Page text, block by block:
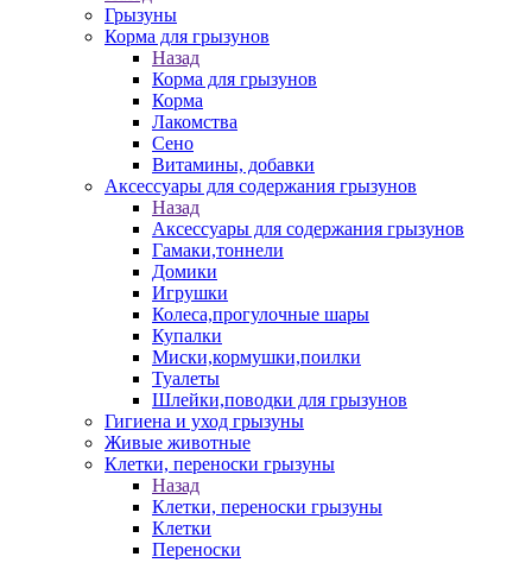
Грызуны
Корма для грызунов
Назад
Корма для грызунов
Корма
Лакомства
Сено
Витамины, добавки
Аксессуары для содержания грызунов
Назад
Аксессуары для содержания грызунов
Гамаки,тоннели
Домики
Игрушки
Колеса,прогулочные шары
Купалки
Миски,кормушки,поилки
Туалеты
Шлейки,поводки для грызунов
Гигиена и уход грызуны
Живые животные
Клетки, переноски грызуны
Назад
Клетки, переноски грызуны
Клетки
Переноски